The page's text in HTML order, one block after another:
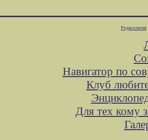
Редколлегия
Навигатор по
Клуб
Для тех кому